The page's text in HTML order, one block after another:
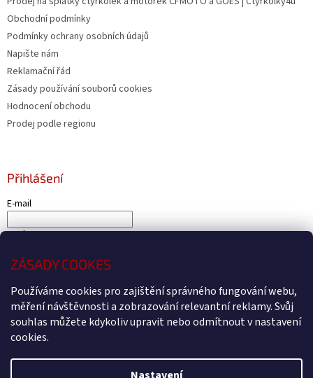
ZÁSADY COOKES
Používáme cookies pro zajištění správného fungování webu,
měření návštěvnosti a zobrazování relevantní reklamy. Svůj
souhlas můžete kdykoliv upravit nebo odmítnout v nastavení
cookies.
Obchodní podmínky
Podmínky ochrany osobních údajů
Napište nám
Reklamační řád
Zásady používání souborů cookies
Hodnocení obchodu
Prodej podle regionu
Přihlášení
E-mail
Heslo
PŘIHLÁSIT SE
Nová registraceZapomenuté heslo